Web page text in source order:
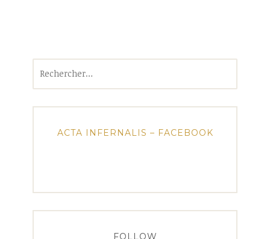
ACTA INFERNALIS – FACEBOOK
FOLLOW